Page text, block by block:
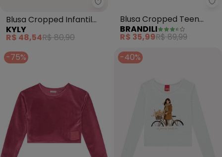
Kyly - Blusa Cropped Infantil
Blusa Cropped Infantil
Menina Estampa (Rosa)
KYLY
R$ 48,54R$ 80,90
Blusa Cropped Teen
Menina em Malha (Preto)
BRANDILI
R$ 35,99R$ 89,99
-75%
-40%